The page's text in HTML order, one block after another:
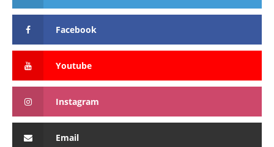
Facebook
Youtube
Instagram
Email